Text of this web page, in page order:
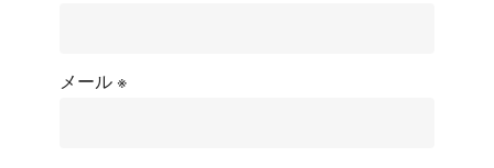
メール※